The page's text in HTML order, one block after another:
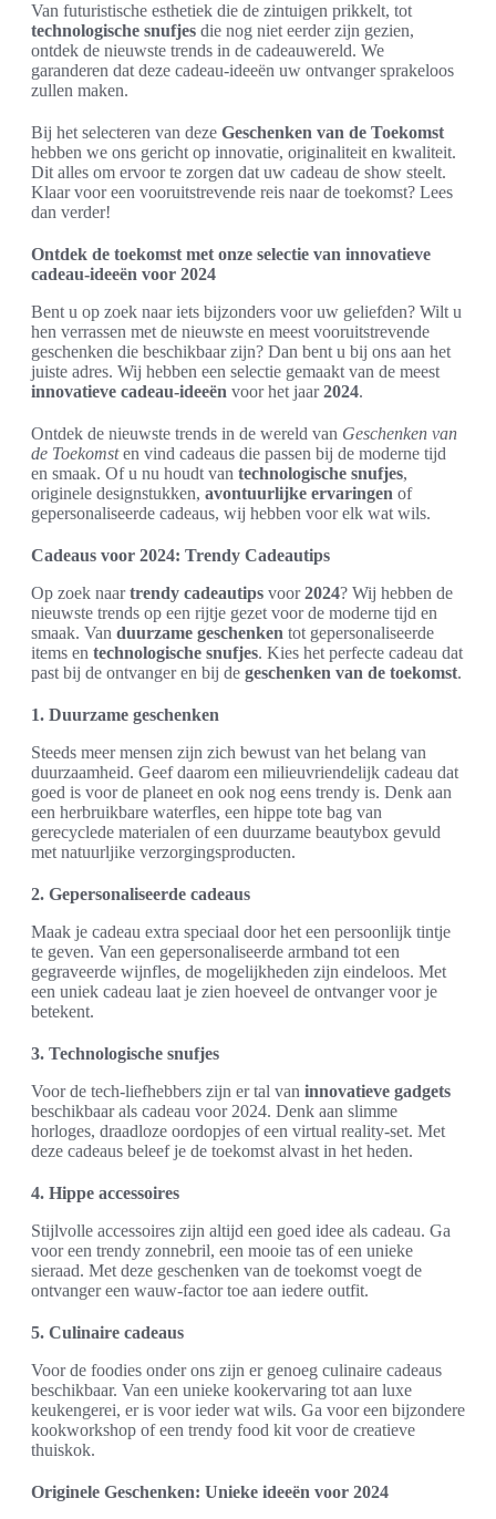
Van futuristische esthetiek die de zintuigen prikkelt, tot
technologische snufjes die nog niet eerder zijn gezien,
ontdek de nieuwste trends in de cadeauwereld. We
garanderen dat deze cadeau-ideeën uw ontvanger sprakeloos
zullen maken.
Bij het selecteren van deze Geschenken van de Toekomst
hebben we ons gericht op innovatie, originaliteit en kwaliteit.
Dit alles om ervoor te zorgen dat uw cadeau de show steelt.
Klaar voor een vooruitstrevende reis naar de toekomst? Lees
dan verder!
Ontdek de toekomst met onze selectie van innovatieve
cadeau-ideeën voor 2024
Bent u op zoek naar iets bijzonders voor uw geliefden? Wilt u
hen verrassen met de nieuwste en meest vooruitstrevende
geschenken die beschikbaar zijn? Dan bent u bij ons aan het
juiste adres. Wij hebben een selectie gemaakt van de meest
innovatieve cadeau-ideeën voor het jaar2024.
Ontdek de nieuwste trends in de wereld van Geschenken van
de Toekomsten vind cadeaus die passen bij de moderne tijd
en smaak. Of u nu houdt van technologische snufjes,
originele designstukken, avontuurlijke ervaringen of
gepersonaliseerde cadeaus, wij hebben voor elk wat wils.
Cadeaus voor 2024: Trendy Cadeautips
Op zoek naartrendy cadeautips voor2024? Wij hebben de
nieuwste trends op een rijtje gezet voor de moderne tijd en
smaak. Van duurzame geschenken tot gepersonaliseerde
items en technologische snufjes. Kies het perfecte cadeau dat
past bij de ontvanger en bij de geschenken van de toekomst.
1. Duurzame geschenken
Steeds meer mensen zijn zich bewust van het belang van
duurzaamheid. Geef daarom een milieuvriendelijk cadeau dat
goed is voor de planeet en ook nog eens trendy is. Denk aan
een herbruikbare waterfles, een hippe tote bag van
gerecyclede materialen of een duurzame beautybox gevuld
met natuurljike verzorgingsproducten.
2. Gepersonaliseerde cadeaus
Maak je cadeau extra speciaal door het een persoonlijk tintje
te geven. Van een gepersonaliseerde armband tot een
gegraveerde wijnfles, de mogelijkheden zijn eindeloos. Met
een uniek cadeau laat je zien hoeveel de ontvanger voor je
betekent.
3. Technologische snufjes
Voor de tech-liefhebbers zijn er tal van innovatieve gadgets
beschikbaar als cadeau voor 2024. Denk aan slimme
horloges, draadloze oordopjes of een virtual reality-set. Met
deze cadeaus beleef je de toekomst alvast in het heden.
4. Hippe accessoires
Stijlvolle accessoires zijn altijd een goed idee als cadeau. Ga
voor een trendy zonnebril, een mooie tas of een unieke
sieraad. Met deze geschenken van de toekomst voegt de
ontvanger een wauw-factor toe aan iedere outfit.
5. Culinaire cadeaus
Voor de foodies onder ons zijn er genoeg culinaire cadeaus
beschikbaar. Van een unieke kookervaring tot aan luxe
keukengerei, er is voor ieder wat wils. Ga voor een bijzondere
kookworkshop of een trendy food kit voor de creatieve
thuiskok.
Originele Geschenken: Unieke ideeën voor 2024